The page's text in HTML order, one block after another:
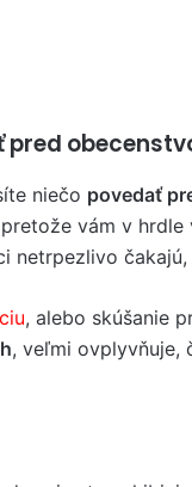
pred
niečo povedať
vám v
netrpezlivo
, alebo skúšanie
, veľmi ovplyvňuje,